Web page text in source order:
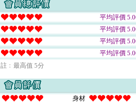
平均評價
平均評價
平均評價
平均評價
註﹕最高值 5分
身材